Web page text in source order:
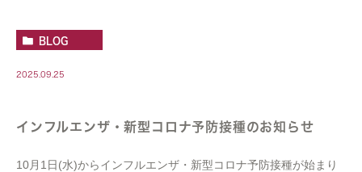
BLOG
2025.09.25
インフルエンザ・新型コロナ予防接種のお知らせ
10月1日(水)からインフルエンザ・新型コロナ予防接種が始まり